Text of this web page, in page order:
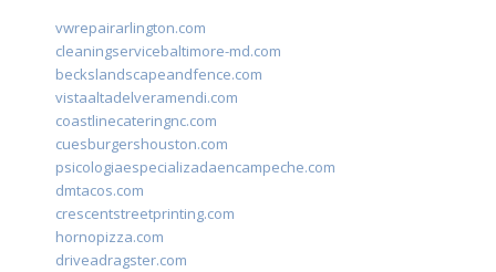
vwrepairarlington.com
cleaningservicebaltimore-md.com
beckslandscapeandfence.com
vistaaltadelveramendi.com
coastlinecateringnc.com
cuesburgershouston.com
psicologiaespecializadaencampeche.com
dmtacos.com
crescentstreetprinting.com
hornopizza.com
driveadragster.com